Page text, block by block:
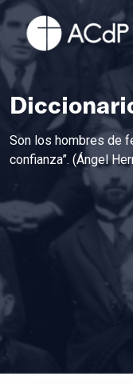
Son los hombres de
confianza”. (Ángel